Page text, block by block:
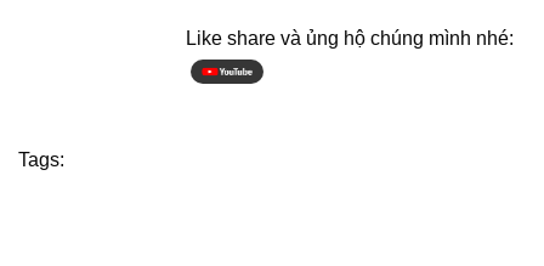
Like share và ủng hộ chúng mình nhé:
Tags: